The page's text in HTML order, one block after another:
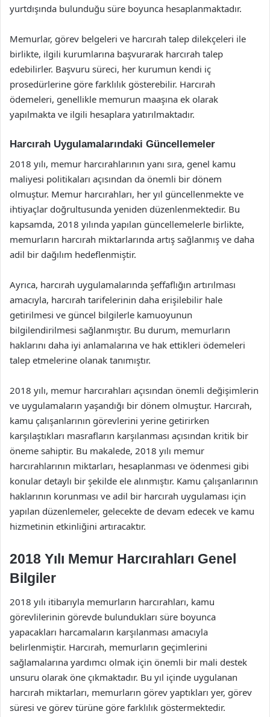
yurtdışında bulunduğu süre boyunca hesaplanmaktadır.
Memurlar, görev belgeleri ve harcırah talep dilekçeleri ile
birlikte, ilgili kurumlarına başvurarak harcırah talep
edebilirler. Başvuru süreci, her kurumun kendi iç
prosedürlerine göre farklılık gösterebilir. Harcırah
ödemeleri, genellikle memurun maaşına ek olarak
yapılmakta ve ilgili hesaplara yatırılmaktadır.
Harcırah Uygulamalarındaki Güncellemeler
2018 yılı, memur harcırahlarının yanı sıra, genel kamu
maliyesi politikaları açısından da önemli bir dönem
olmuştur. Memur harcırahları, her yıl güncellenmekte ve
ihtiyaçlar doğrultusunda yeniden düzenlenmektedir. Bu
kapsamda, 2018 yılında yapılan güncellemelerle birlikte,
memurların harcırah miktarlarında artış sağlanmış ve daha
adil bir dağılım hedeflenmiştir.
Ayrıca, harcırah uygulamalarında şeffaflığın artırılması
amacıyla, harcırah tarifelerinin daha erişilebilir hale
getirilmesi ve güncel bilgilerle kamuoyunun
bilgilendirilmesi sağlanmıştır. Bu durum, memurların
haklarını daha iyi anlamalarına ve hak ettikleri ödemeleri
talep etmelerine olanak tanımıştır.
2018 yılı, memur harcırahları açısından önemli değişimlerin
ve uygulamaların yaşandığı bir dönem olmuştur. Harcırah,
kamu çalışanlarının görevlerini yerine getirirken
karşılaştıkları masrafların karşılanması açısından kritik bir
öneme sahiptir. Bu makalede, 2018 yılı memur
harcırahlarının miktarları, hesaplanması ve ödenmesi gibi
konular detaylı bir şekilde ele alınmıştır. Kamu çalışanlarının
haklarının korunması ve adil bir harcırah uygulaması için
yapılan düzenlemeler, gelecekte de devam edecek ve kamu
hizmetinin etkinliğini artıracaktır.
2018 Yılı Memur Harcırahları Genel
Bilgiler
2018 yılı itibarıyla memurların harcırahları, kamu
görevlilerinin görevde bulundukları süre boyunca
yapacakları harcamaların karşılanması amacıyla
belirlenmiştir. Harcırah, memurların geçimlerini
sağlamalarına yardımcı olmak için önemli bir mali destek
unsuru olarak öne çıkmaktadır. Bu yıl içinde uygulanan
harcırah miktarları, memurların görev yaptıkları yer, görev
süresi ve görev türüne göre farklılık göstermektedir.